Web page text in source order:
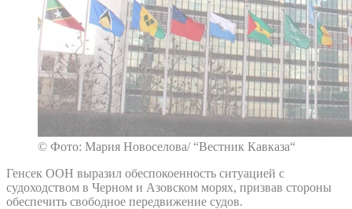
© Фото: Мария Новоселова/ “Вестник Кавказа“
Генсек ООН выразил обеспокоенность ситуацией с
судоходством в Черном и Азовском морях, призвав стороны
обеспечить свободное передвижение судов.